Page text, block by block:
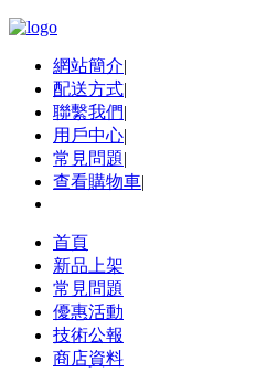
網站簡介|
配送方式|
聯繫我們|
用戶中心|
常見問題|
查看購物車|
首頁
新品上架
常見問題
優惠活動
技術公報
商店資料